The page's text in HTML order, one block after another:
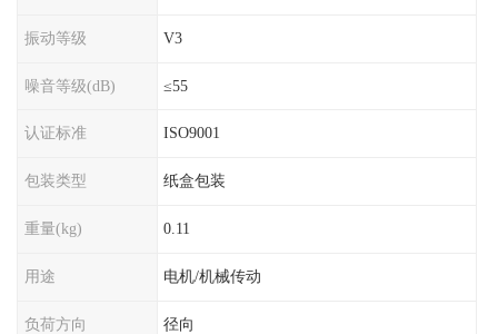
振动等级 V3
噪音等级(dB) ≤55
认证标准 ISO9001
包装类型 纸盒包装
重量(kg) 0.11
用途 电机/机械传动
负荷方向 径向